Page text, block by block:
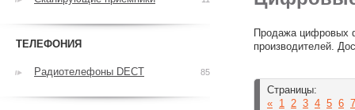
Продажа цифровых
производителей.
Страницы:
« 1 2 3 4 5 6 7
ТЕЛЕФОНИЯ
Радиотелефоны DECT 85